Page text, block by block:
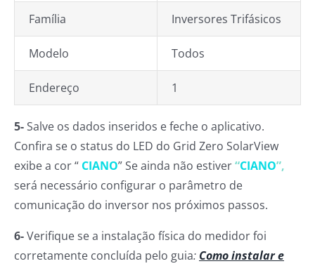
Família Inversores Trifásicos
Modelo Todos
Endereço 1
5-Salve os dados inseridos e feche o aplicativo.
Confira se o status do LED do Grid Zero SolarView
exibe a cor “ CIANO” Se ainda não estiver“CIANO”,
será necessário configurar o parâmetro de
comunicação do inversor nos próximos passos.
6-Verifique se a instalação física do medidor foi
corretamente concluída pelo guia: Como instalar e